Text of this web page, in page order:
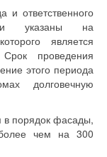
и ответственного
указаны на
является
проведения
этого периода
долговечную
в порядок фасады,
чем на 300